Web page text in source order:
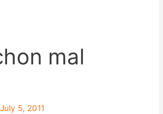
mal
July 5, 2011